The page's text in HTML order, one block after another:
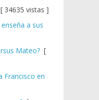
[ 34635 vistas ]
a sus
Mateo? [
Francisco en